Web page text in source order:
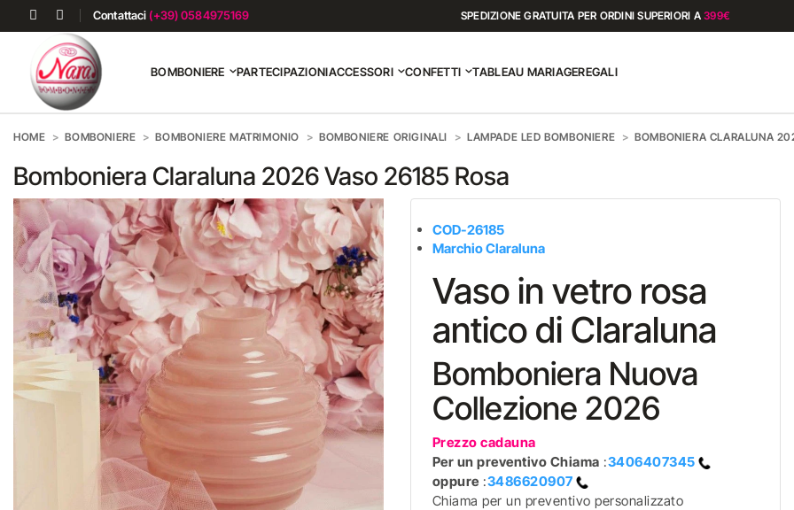
Contattaci (+39) 0584975169 SPEDIZIONE GRATUITA PER ORDINI SUPERIORI A399€
BOMBONIERE PARTECIPAZIONIACCESSORI CONFETTI TABLEAU MARIAGEREGALI
HOME BOMBONIERE BOMBONIERE MATRIMONIO BOMBONIERE ORIGINALI LAMPADE LED BOMBONIERE BOMBONIERA CLARALUNA
Bomboniera Claraluna 2026 Vaso 26185 Rosa
COD-26185
Marchio Claraluna
Vaso in vetro rosa
antico di Claraluna
Bomboniera Nuova
Collezione 2026
Prezzo cadauna
Per un preventivo Chiama :3406407345
oppure :3486620907
Chiama per un preventivo personalizzato